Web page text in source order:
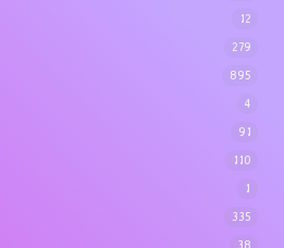
12
279
895
4
91
110
1
335